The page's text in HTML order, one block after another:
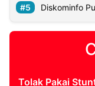
Diskominfo
Tolak Pakai